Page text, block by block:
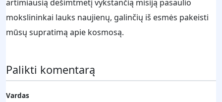
artimiausią dešimtmetį vykstančią misiją pasaulio
mokslininkai lauks naujienų, galinčių iš esmės pakeisti
mūsų supratimą apie kosmosą.
Palikti komentarą
Vardas